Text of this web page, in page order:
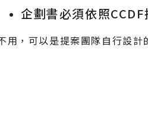
企劃書必須依照
用，可以是提案團隊自行設